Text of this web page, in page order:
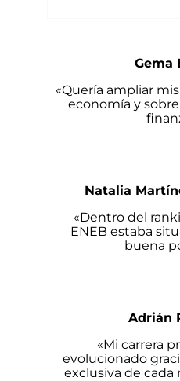
Gema
«Quería ampliar
economía y
Natalia
«Dentro del
ENEB estaba
buena
Adrián
«Mi carrera
evolucionado
exclusiva de cada